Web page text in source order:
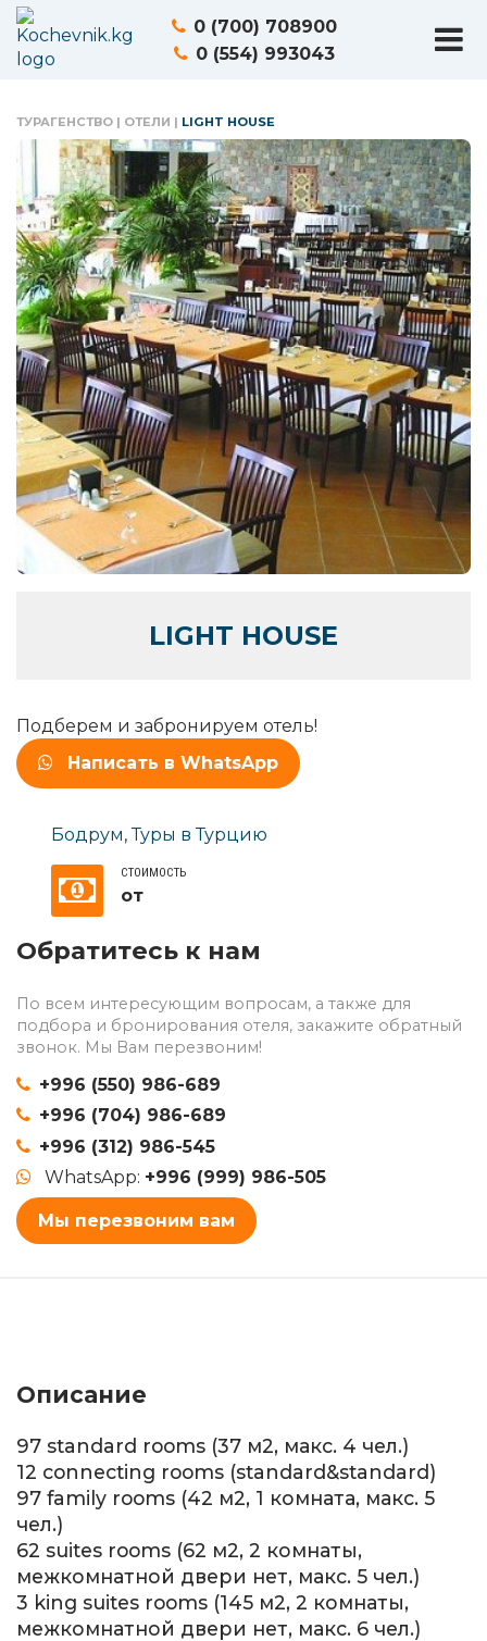
0 (700) 708900
0 (554) 993043
ТУРАГЕНСТВО | ОТЕЛИ | LIGHT HOUSE
LIGHT HOUSE
Подберем и забронируем отель!
Написать в WhatsApp
Бодрум,Туры в Турцию
СТОИМОСТЬ
от
Обратитесь к нам
По всем интересующим вопросам, а также для
подбора и бронирования отеля, закажите обратный
звонок. Мы Вам перезвоним!
+996 (550) 986-689
+996 (704) 986-689
+996 (312) 986-545
WhatsApp: +996 (999) 986-505
Мы перезвоним вам
Описание
97 standard rooms (37 м2, макс. 4 чел.)
12 connecting rooms (standard&standard)
97 family rooms (42 м2, 1 комната, макс. 5
чел.)
62 suites rooms (62 м2, 2 комнаты,
межкомнатной двери нет, макс. 5 чел.)
3 king suites rooms (145 м2, 2 комнаты,
межкомнатной двери нет, макс. 6 чел.)